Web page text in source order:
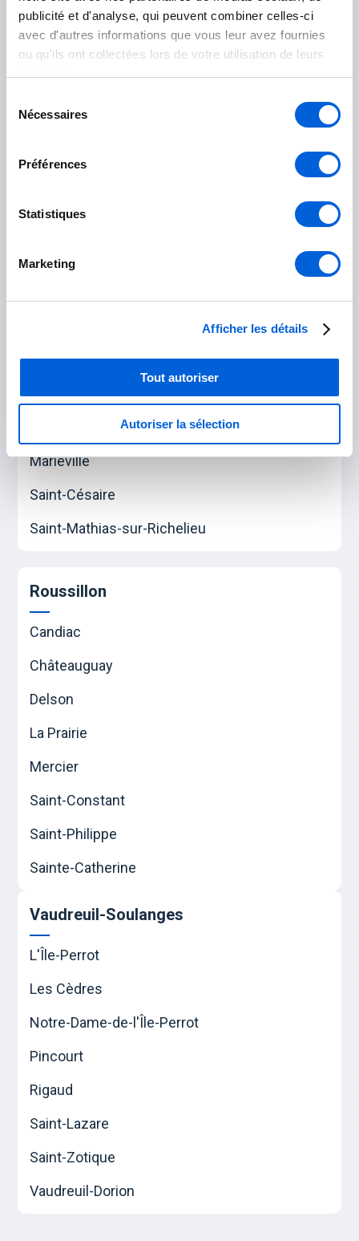
publicité et d'analyse, qui peuvent combiner celles-ci
avec d'autres informations que vous leur avez fournies
ou qu'ils ont collectées lors de votre utilisation de leurs
Nécessaires
Préférences
Statistiques
Marketing
Afficher les détails
Tout autoriser
Autoriser la sélection
Les Jardins-de-Napierville
Saint-Rémi
Longueuil
Longueuil
Saint-Bruno-de-Montarville
Marieville
Saint-Césaire
Saint-Mathias-sur-Richelieu
Roussillon
Candiac
Châteauguay
Delson
La Prairie
Mercier
Saint-Constant
Saint-Philippe
Sainte-Catherine
Vaudreuil-Soulanges
L'Île-Perrot
Les Cèdres
Notre-Dame-de-l'Île-Perrot
Pincourt
Rigaud
Saint-Lazare
Saint-Zotique
Vaudreuil-Dorion